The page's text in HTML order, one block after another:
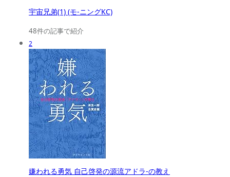
宇宙兄弟(1) (モ-ニングKC)
48件の記事で紹介
2
嫌われる勇気 自己啓発の源流アドラ-の教え